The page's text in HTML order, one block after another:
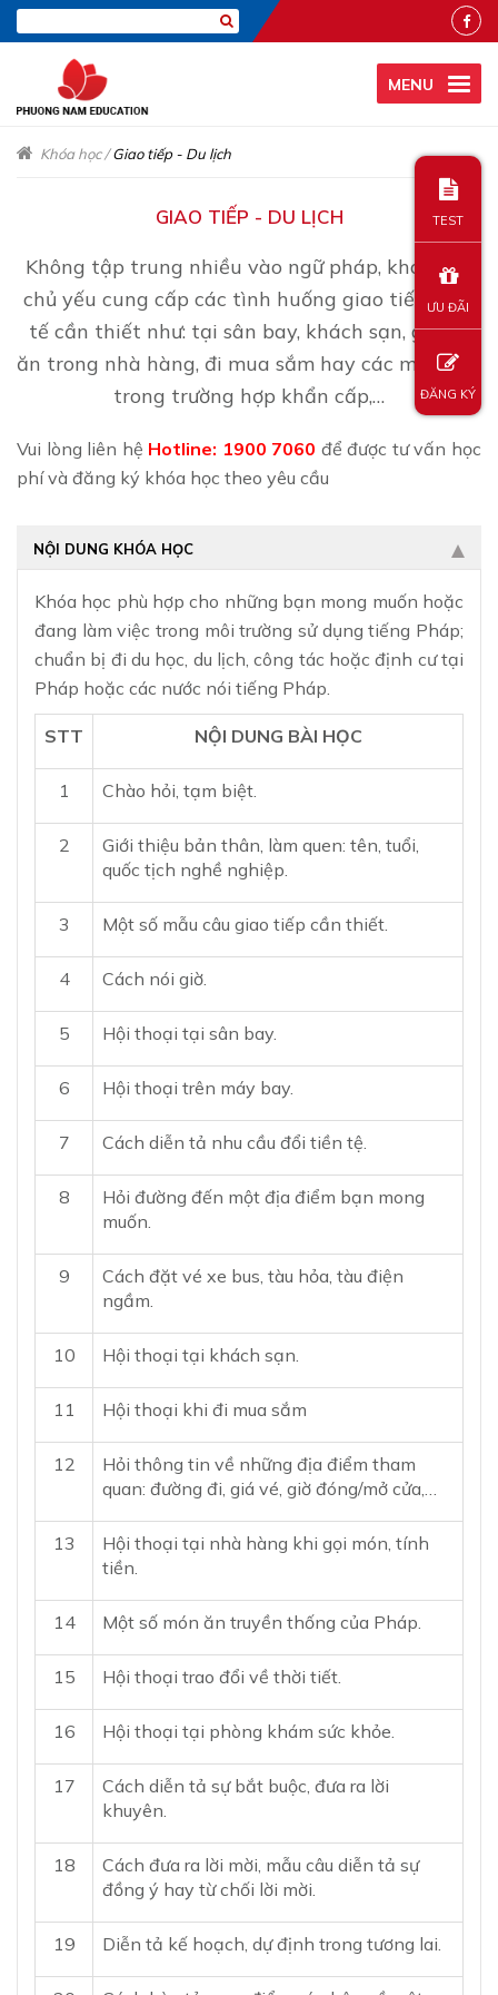
MENU
Khóa học/Giao tiếp - Du lịch
GIAO TIẾP - DU LỊCH
Không tập trung nhiều vào ngữ pháp, khóa học
chủ yếu cung cấp các tình huống giao tiếp thực
tế cần thiết như: tại sân bay, khách sạn, gọi đồ
ăn trong nhà hàng, đi mua sắm hay các mẫu câu
trong trường hợp khẩn cấp,…
Vui lòng liên hệ Hotline: 1900 7060 để được tư vấn học
phí và đăng ký khóa học theo yêu cầu
NỘI DUNG KHÓA HỌC
Khóa học phù hợp cho những bạn mong muốn hoặc
đang làm việc trong môi trường sử dụng tiếng Pháp;
chuẩn bị đi du học, du lịch, công tác hoặc định cư tại
Pháp hoặc các nước nói tiếng Pháp.
STT NỘI DUNG BÀI HỌC
1 Chào hỏi, tạm biệt.
2
Giới thiệu bản thân, làm quen: tên, tuổi,
quốc tịch nghề nghiệp.
3 Một số mẫu câu giao tiếp cần thiết.
4 Cách nói giờ.
5 Hội thoại tại sân bay.
6 Hội thoại trên máy bay.
7 Cách diễn tả nhu cầu đổi tiền tệ.
8
Hỏi đường đến một địa điểm bạn mong
muốn.
9
Cách đặt vé xe bus, tàu hỏa, tàu điện
ngầm.
10 Hội thoại tại khách sạn.
11 Hội thoại khi đi mua sắm
12
Hỏi thông tin về những địa điểm tham
quan: đường đi, giá vé, giờ đóng/mở cửa,…
13
Hội thoại tại nhà hàng khi gọi món, tính
tiền.
14 Một số món ăn truyền thống của Pháp.
15 Hội thoại trao đổi về thời tiết.
16 Hội thoại tại phòng khám sức khỏe.
17
Cách diễn tả sự bắt buộc, đưa ra lời
khuyên.
18
Cách đưa ra lời mời, mẫu câu diễn tả sự
đồng ý hay từ chối lời mời.
19 Diễn tả kế hoạch, dự định trong tương lai.
TEST
ƯU ĐÃI
ĐĂNG KÝ